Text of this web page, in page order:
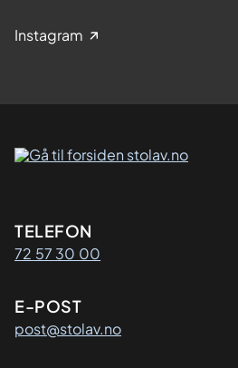
Instagram
Kontaktinformasjon
TELEFON
72 57 30 00
E-POST
post@stolav.no